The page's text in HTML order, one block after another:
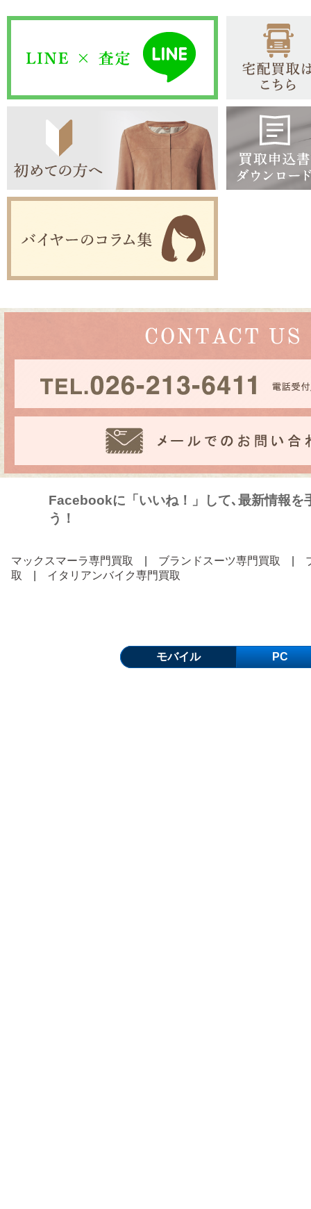
Facebookに「いいね！」して､最新情報を
う！
マックスマーラ専門買取 ブランドスーツ専門買取
取
イタリアンバイク専門買取
モバイル PC